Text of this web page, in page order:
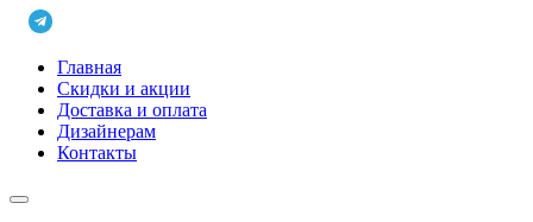
Главная
Скидки и акции
Доставка и оплата
Дизайнерам
Контакты